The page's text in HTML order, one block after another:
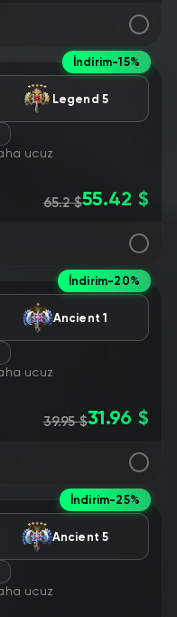
İndirim-15%
Legend 5
ucuz
65.2 $55.42 $
İndirim-20%
Ancient 1
ucuz
39.95 $31.96 $
İndirim-25%
Аncient 5
ucuz